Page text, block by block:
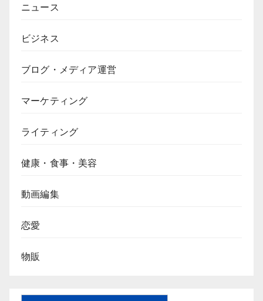
ニュース
ビジネス
ブログ・メディア運営
マーケティング
ライティング
健康・食事・美容
動画編集
恋愛
物販